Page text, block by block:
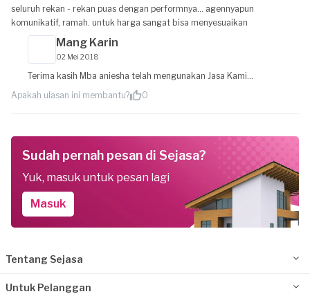
seluruh rekan - rekan puas dengan performnya... agennyapun
komunikatif, ramah. untuk harga sangat bisa menyesuaikan
Mang Karin
02 Mei 2018
Terima kasih Mba aniesha telah mengunakan Jasa Kami...
Apakah ulasan ini membantu?
0
Sudah pernah pesan di Sejasa?
Yuk, masuk untuk pesan lagi
Masuk
Tentang Sejasa
Untuk Pelanggan